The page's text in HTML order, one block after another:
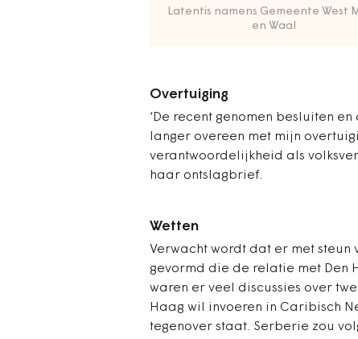
Latentis namens Gemeente West
en Waal
Overtuiging
‘De recent genomen besluiten
langer overeen met mijn
verantwoordelijkheid als
haar ontslagbrief.
Wetten
Verwacht wordt dat er met
gevormd die de relatie met Den
waren er veel discussies over
Haag wil invoeren in Caribisch
tegenover staat. Serberie zou